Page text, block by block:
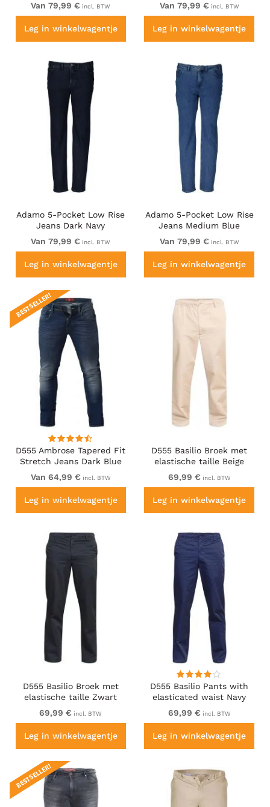
Van 79,99 € incl. BTW
Leg in winkelwagentje
Van 79,99 € incl. BTW
Leg in winkelwagentje
Adamo 5-Pocket Low Rise
Jeans Dark Navy
Van 79,99 € incl. BTW
Leg in winkelwagentje
Adamo 5-Pocket Low Rise
Jeans Medium Blue
Van 79,99 € incl. BTW
Leg in winkelwagentje
D555 Ambrose Tapered Fit
Stretch Jeans Dark Blue
BESTSELLER!
Van 64,99 € incl. BTW
Leg in winkelwagentje
D555 Basilio Broek met
elastische taille Beige
69,99 € incl. BTW
Leg in winkelwagentje
D555 Basilio Broek met
elastische taille Zwart
69,99 € incl. BTW
Leg in winkelwagentje
D555 Basilio Pants with
elasticated waist Navy
69,99 € incl. BTW
Leg in winkelwagentje
BESTSELLER!